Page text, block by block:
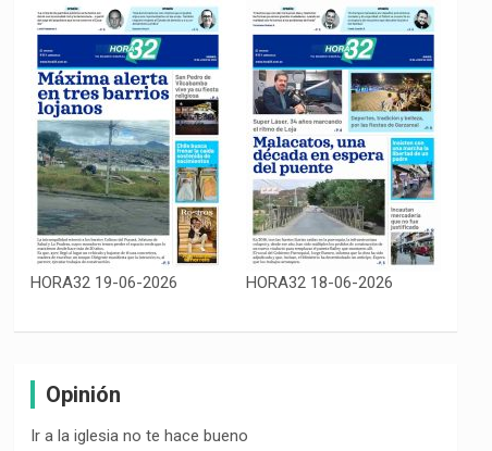
HORA32 19-06-2026 HORA32 18-06-2026
Opinión
Ir a la iglesia no te hace bueno